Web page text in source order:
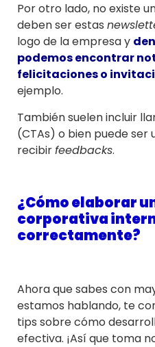
Por otro lado, no existe
deben ser estas
logo de la empresa y
podemos encontrar
felicitaciones o
ejemplo.
También suelen incluir
(CTAs) o bien puede ser
recibirfeedbacks.
¿Cómo elaborar
corporativa
correctamente?
Ahora que sabes con
estamos hablando, te
tips sobre cómo
efectiva. ¡Así que toma